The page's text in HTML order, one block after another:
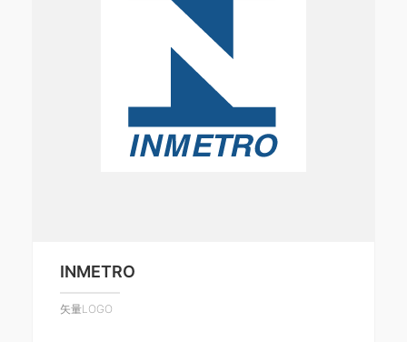
INMETRO
矢量LOGO